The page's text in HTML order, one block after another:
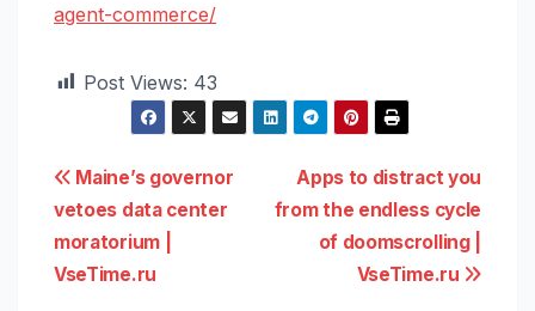
agent-commerce/
Post Views: 43
Навигация
по
записям
Apps to distract you
from the endless cycle
of doomscrolling |
VseTime.ru
Maine’s governor
vetoes data center
moratorium |
VseTime.ru